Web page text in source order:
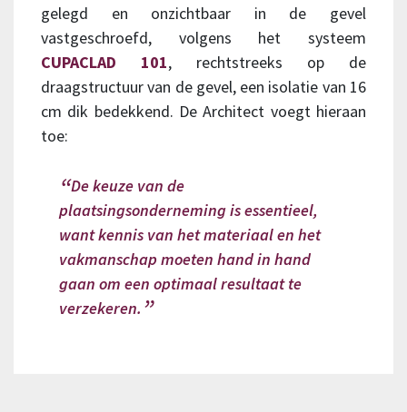
gelegd en onzichtbaar in de gevel
vastgeschroefd, volgens het systeem
CUPACLAD 101, rechtstreeks op de
draagstructuur van de gevel, een isolatie van 16
cm dik bedekkend. De Architect voegt hieraan
toe:
De keuze van de
plaatsingsonderneming is essentieel,
want kennis van het materiaal en het
vakmanschap moeten hand in hand
gaan om een optimaal resultaat te
verzekeren.